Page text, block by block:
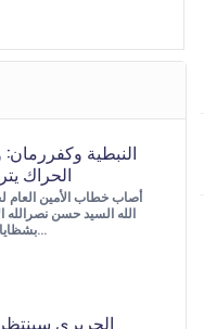
النبطية
الحراك
أصاب خطاب الأمين العام
الله السيد حسن نصرالله
بشظاياه حر…